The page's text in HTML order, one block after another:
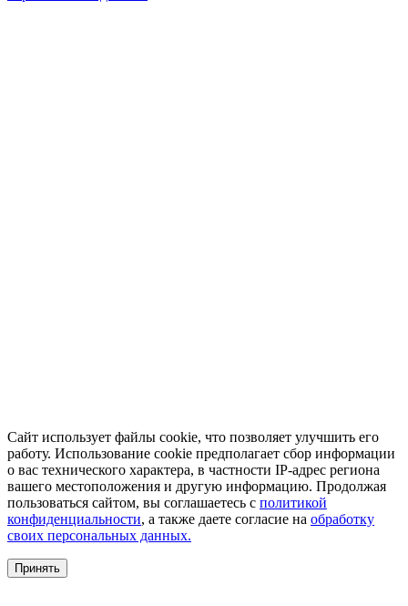
Сайт использует файлы cookie, что позволяет улучшить его
работу. Использование cookie предполагает сбор информации
о вас технического характера, в частности IP-адрес региона
вашего местоположения и другую информацию. Продолжая
пользоваться сайтом, вы соглашаетесь с политикой
конфиденциальности, а также даете согласие на обработку
своих персональных данных.
Принять